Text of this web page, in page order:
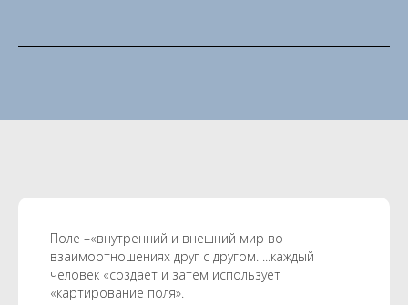
Поле –«внутренний и внешний мир во
взаимоотношениях друг с другом. ...каждый
человек «создает и затем использует
«картирование поля».